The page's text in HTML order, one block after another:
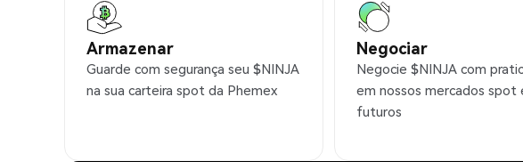
Armazenar
Guarde com segurança seu $NINJA
na sua carteira spot da Phemex
Negociar
Negocie $NINJA com
em nossos mercados spot
futuros